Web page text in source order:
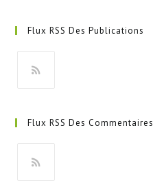
Flux RSS Des Publications
un
onglet
Flux RSS Des Commentaires